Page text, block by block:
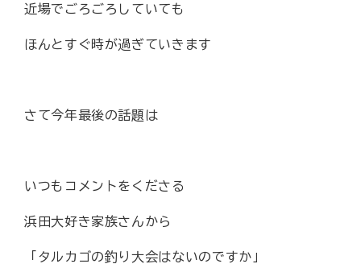
近場でごろごろしていても
ほんとすぐ時が過ぎていきます
さて今年最後の話題は
いつもコメントをくださる
浜田大好き家族さんから
「タルカゴの釣り大会はないのですか」